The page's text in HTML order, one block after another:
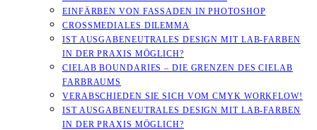
EINFÄRBEN VON FASSADEN IN PHOTOSHOP
CROSSMEDIALES DILEMMA
IST AUSGABENEUTRALES DESIGN MIT LAB-FARBEN
IN DER PRAXIS MÖGLICH?
CIELAB BOUNDARIES – DIE GRENZEN DES CIELAB
FARBRAUMS
VERABSCHIEDEN SIE SICH VOM CMYK WORKFLOW!
IST AUSGABENEUTRALES DESIGN MIT LAB-FARBEN
IN DER PRAXIS MÖGLICH?